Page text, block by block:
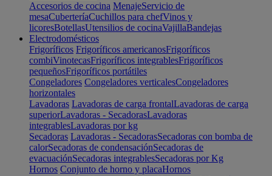
Accesorios de cocina MenajeServicio de
mesaCuberteríaCuchillos para chefVinos y
licoresBotellasUtensilios de cocinaVajillaBandejas
Electrodomésticos
Frigoríficos Frigoríficos americanosFrigoríficos
combiVinotecasFrigoríficos integrablesFrigoríficos
pequeñosFrigoríficos portátiles
Congeladores Congeladores verticalesCongeladores
horizontales
Lavadoras Lavadoras de carga frontalLavadoras de carga
superiorLavadoras - SecadorasLavadoras
integrablesLavadoras por kg
Secadoras Lavadoras - SecadorasSecadoras con bomba de
calorSecadoras de condensaciónSecadoras de
evacuaciónSecadoras integrablesSecadoras por Kg
Hornos Conjunto de horno y placaHornos